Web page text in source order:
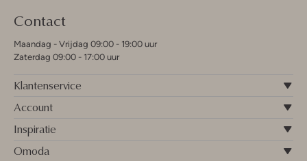
Contact
Maandag - Vrijdag 09:00 - 19:00 uur
Zaterdag 09:00 - 17:00 uur
Klantenservice
Account
Inspiratie
Omoda